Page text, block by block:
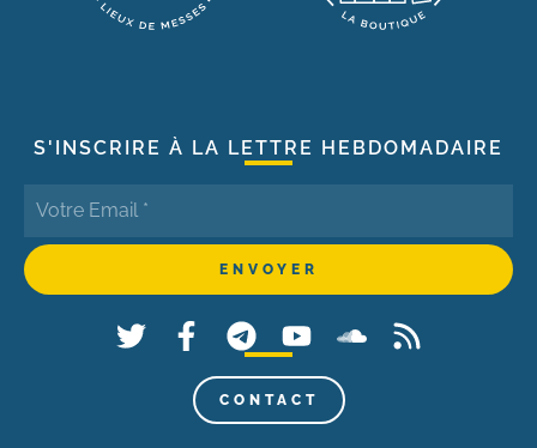
S'INSCRIRE À LA LETTRE HEBDOMADAIRE
CONTACT